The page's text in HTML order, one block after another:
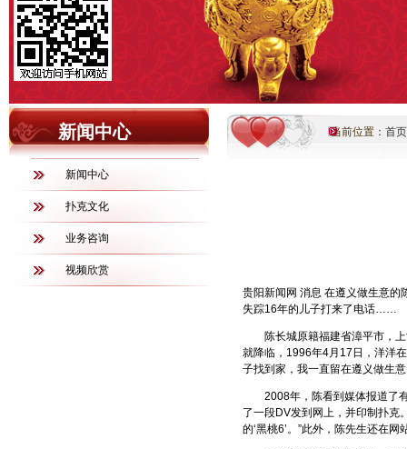
新闻中心
新闻中心
扑克文化
业务咨询
视频欣赏
当前位置： 首页
贵阳新闻网 消息 在遵义做生意
失踪16年的儿子打来了电话……
陈长城原籍福建省漳平市，上
就降临，1996年4月17日，洋洋
子找到家，我一直留在遵义做生
2008年，陈看到媒体报道了有
了一段DV发到网上，并印制扑克
的‘黑桃6’。”此外，陈先生还在